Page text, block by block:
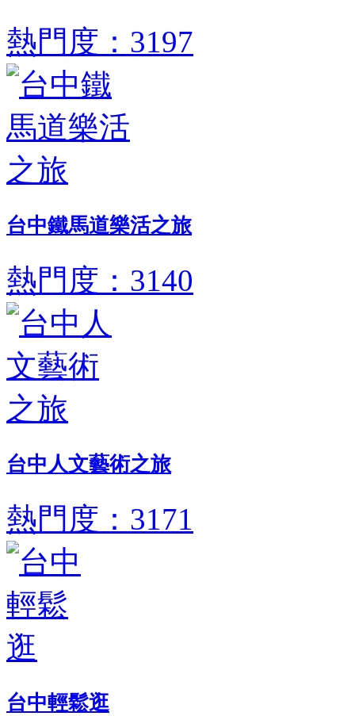
熱門度：3197
台中鐵馬道樂活之旅
熱門度：3140
台中人文藝術之旅
熱門度：3171
台中輕鬆逛